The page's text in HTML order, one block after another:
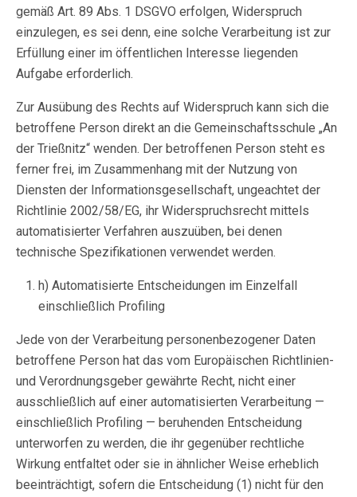
gemäß Art. 89 Abs. 1 DSGVO erfolgen, Widerspruch
einzulegen, es sei denn, eine solche Verarbeitung ist zur
Erfüllung einer im öffentlichen Interesse liegenden
Aufgabe erforderlich.
Zur Ausübung des Rechts auf Widerspruch kann sich die
betroffene Person direkt an die Gemeinschaftsschule „An
der Trießnitz“ wenden. Der betroffenen Person steht es
ferner frei, im Zusammenhang mit der Nutzung von
Diensten der Informationsgesellschaft, ungeachtet der
Richtlinie 2002/58/EG, ihr Widerspruchsrecht mittels
automatisierter Verfahren auszuüben, bei denen
technische Spezifikationen verwendet werden.
h) Automatisierte Entscheidungen im Einzelfall
einschließlich Profiling
Jede von der Verarbeitung personenbezogener Daten
betroffene Person hat das vom Europäischen Richtlinien-
und Verordnungsgeber gewährte Recht, nicht einer
ausschließlich auf einer automatisierten Verarbeitung —
einschließlich Profiling — beruhenden Entscheidung
unterworfen zu werden, die ihr gegenüber rechtliche
Wirkung entfaltet oder sie in ähnlicher Weise erheblich
beeinträchtigt, sofern die Entscheidung (1) nicht für den